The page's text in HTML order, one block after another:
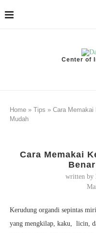
Center of
Home » Tips » Cara Memakai
Mudah
Cara Memakai
written by
Kerudung organdi sepintas
yang mengkilap, kaku, licin,